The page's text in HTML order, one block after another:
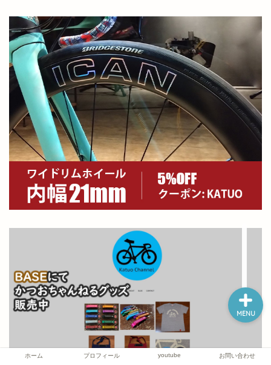
ホーム プロフィール youtube お問い合わせ
MENU
ホーム
プロフィール
youtube
お問い合わせ